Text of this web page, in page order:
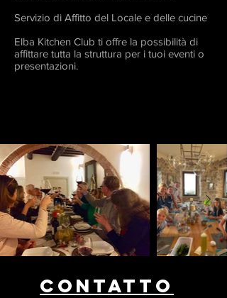
Servizio di Affitto del Locale e delle cucine
Elba Kitchen Club ti offre la possibilità di
affittare tutta la struttura per i tuoi eventi o
presentazioni.
CONTATTO